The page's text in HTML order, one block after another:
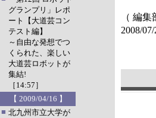
グランプリ」レポ
ート【大道芸コン
テスト編】
～自由な発想でつ
くられた、楽しい
大道芸ロボットが
集結!
［14:57］
【 2009/04/16 】
■ 北九州市立大学が
（ 編集
2008/